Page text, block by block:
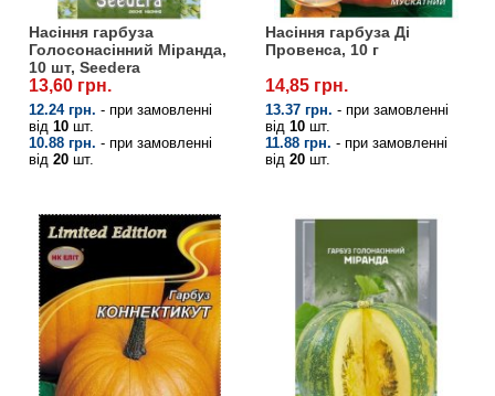
Насіння гарбуза
Голосонасінний Міранда,
10 шт, Seedera
13,60 грн.
12.24 грн. - при замовленні
від 10 шт.
10.88 грн. - при замовленні
від 20 шт.
Насіння гарбуза Ді
Провенса, 10 г
14,85 грн.
13.37 грн. - при замовленні
від 10 шт.
11.88 грн. - при замовленні
від 20 шт.